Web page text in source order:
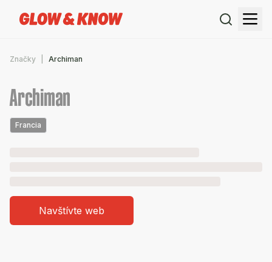
Značky Archiman
Archiman
Francia
Navštívte web